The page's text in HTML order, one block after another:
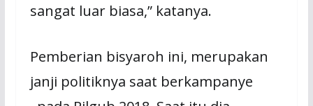
sangat luar biasa,” katanya.
Pemberian bisyaroh ini, merupakan
janji politiknya saat berkampanye